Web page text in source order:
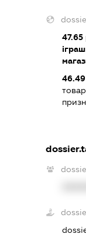
47.65
46.49